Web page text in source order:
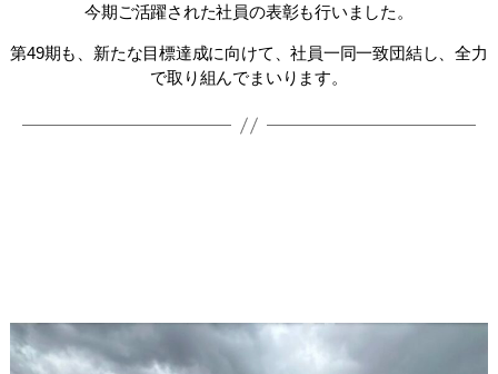
今期ご活躍された社員の表彰も行いました。
第49期も、新たな目標達成に向けて、社員一同一致団結し、全力
で取り組んでまいります。